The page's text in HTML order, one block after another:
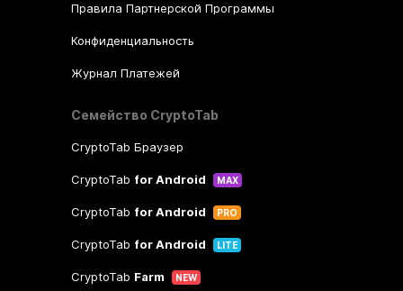
Правила Партнерской Программы
Конфиденциальность
Журнал Платежей
Семейство CryptoTab
CryptoTab Браузер
CryptoTab for Android MAX
CryptoTab for Android PRO
CryptoTab for Android LITE
CryptoTab Farm NEW